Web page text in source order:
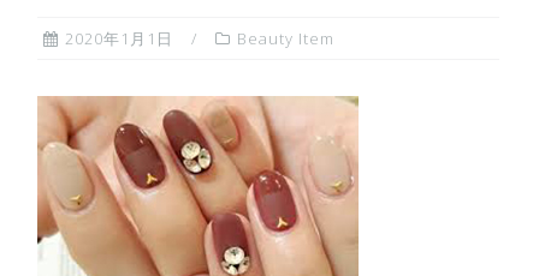
2020年1月1日 Beauty Item